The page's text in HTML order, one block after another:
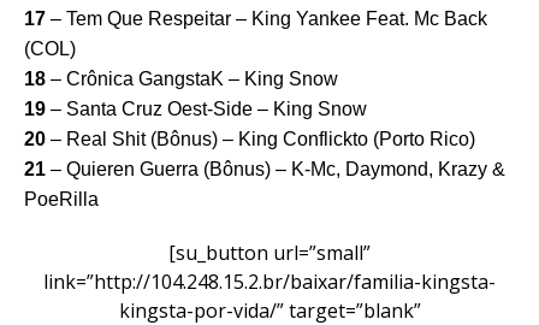
17 – Tem Que Respeitar – King Yankee Feat. Mc Back
(COL)
18 – Crônica GangstaK – King Snow
19 – Santa Cruz Oest-Side – King Snow
20 – Real Shit (Bônus) – King Conflickto (Porto Rico)
21 – Quieren Guerra (Bônus) – K-Mc, Daymond, Krazy &
PoeRilla
[su_button url=”small”
link=”http://104.248.15.2.br/baixar/familia-kingsta-
kingsta-por-vida/” target=”blank”